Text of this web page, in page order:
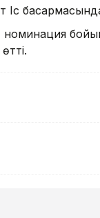
басқармасында
номинация